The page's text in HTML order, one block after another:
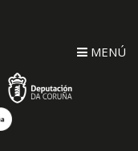
MENÚ